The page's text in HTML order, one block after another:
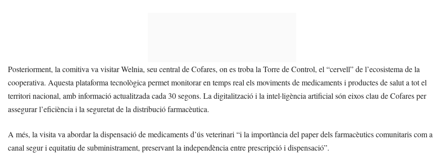
Posteriorment, la comitiva va visitar Welnia, seu central de Cofares, on es troba la Torre de Control, el “cervell” de l’ecosistema de la
cooperativa. Aquesta plataforma tecnològica permet monitorar en temps real els moviments de medicaments i productes de salut a tot el
territori nacional, amb informació actualitzada cada 30 segons. La digitalització i la intel·ligència artificial són eixos clau de Cofares per
assegurar l’eficiència i la seguretat de la distribució farmacèutica.
A més, la visita va abordar la dispensació de medicaments d’ús veterinari “i la importància del paper dels farmacèutics comunitaris com a
canal segur i equitatiu de subministrament, preservant la independència entre prescripció i dispensació”.